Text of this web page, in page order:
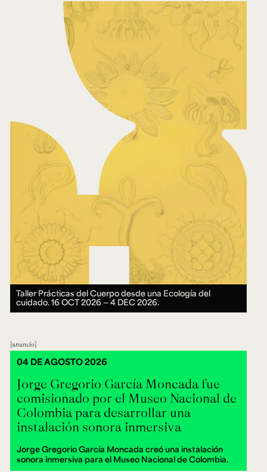
Taller Prácticas del Cuerpo desde una Ecología del
cuidado.16 OCT 2026 ― 4 DEC 2026.
anuncio
Jorge Gregorio García Moncada fue
comisionado por el Museo Nacional de
Colombia para desarrollar una
instalación sonora inmersiva
Jorge Gregorio García Moncada creó una instalación
sonora inmersiva para el Museo Nacional de Colombia.
04 DE AGOSTO 2026